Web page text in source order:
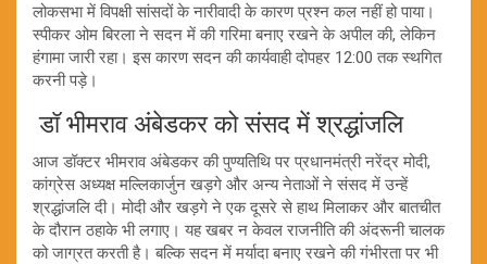
लोकसभा में विपक्षी सांसदों के नारीवादी के कारण प्रश्न कल नहीं हो पाया।
स्पीकर ओम बिरला ने सदन में की गरिमा बनाए रखने के अपील की, लेकिन
हंगामा जारी रहा। इस कारण सदन की कार्यवाही दोपहर 12:00 तक स्थगित
करनी पड़े।
डॉ भीमराव अंबेडकर को संसद में श्रद्धांजलि
आज डॉक्टर भीमराव अंबेडकर की पुण्यतिथि पर प्रधानमंत्री नरेंद्र मोदी,
कांग्रेस अध्यक्ष मल्लिकार्जुन खड़गे और अन्य नेताओं ने संसद में उन्हें
श्रद्धांजलि दी। मोदी और खड़गे ने एक दूसरे से हाथ मिलाकर और बातचीत
के दौरान ठहाके भी लगाए। यह खबर न केवल राजनीति की अंदरूनी चालक
को जाग्रत करती है। बल्कि सदन में मर्यादा बनाए रखने की गंभीरता पर भी